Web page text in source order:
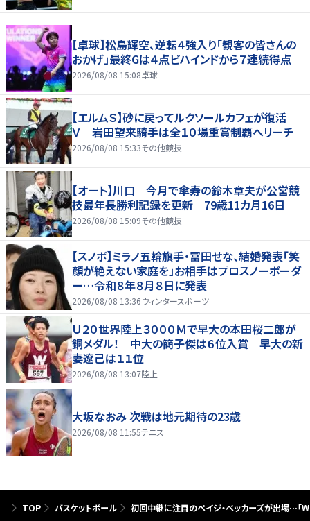
【卓球】松島輝空、逆転４強入り「観客の皆さんの
おかげ」最終Gは４点ビハインドから７連続得点
2026/08/08 15:08卓球
【エルムＳ】砂に戻ってルクソールカフェが復活
Ｖ 岩田望来騎手は全１０場重賞制覇へリーチ
2026/08/08 15:33その他競技
【オート】川口 今月で傘寿の鈴木章夫が公営競
技最年長勝利記録を更新 79歳11カ月16日
2026/08/08 15:09その他競技
【スノボ】ミラノ五輪旗手・冨田せな、結婚発表「笑
顔が絶えない家庭を」お相手はプロスノーボーダ
ー…令和８年８月８日に発表
2026/08/08 13:36ウィンタースポーツ
Ｕ２０世界陸上３０００Ｍで早大の本田桜二郎が
銅メダル！ 中大の簡子傑は６位入賞 早大の新
妻遼己は１１位
2026/08/08 13:07陸上
大坂なおみ 次戦は地元期待の23歳
2026/08/08 11:55テニス
TOP バスケットボール 初回中継に注目のペイジ・ベッカーズが出場…